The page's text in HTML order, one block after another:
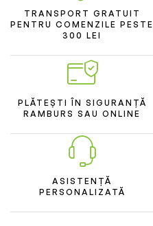
TRANSPORT GRATUIT
PENTRU COMENZILE PESTE
300 LEI
PLĂTEȘTI ÎN SIGURANȚĂ
RAMBURS SAU ONLINE
ASISTENȚĂ
PERSONALIZATĂ